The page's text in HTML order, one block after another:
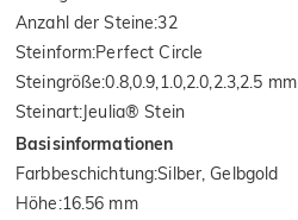
Anzahl der Steine:32
Steinform:Perfect Circle
Steingröße:0.8,0.9,1.0,2.0,2.3,2.5 mm
Steinart:Jeulia® Stein
Basisinformationen
Farbbeschichtung:Silber, Gelbgold
Höhe:16.56 mm